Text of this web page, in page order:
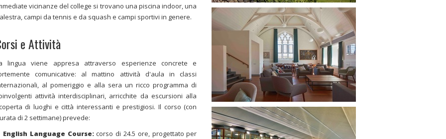
vicinanze del college si trovano una piscina indoor, una
campi da tennis e da squash e campi sportivi in genere.
e Attività
lingua viene appresa attraverso esperienze concrete e
comunicative: al mattino attività d'aula in classi
al pomeriggio e alla sera un ricco programma di
attività interdisciplinari, arricchite da escursioni alla
di luoghi e città interessanti e prestigiosi. Il corso (con
di 2 settimane) prevede:
English Language Course:corso di 24.5 ore, progettato per